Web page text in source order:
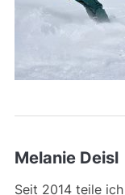
Melanie Deisl
Seit 2014 teile